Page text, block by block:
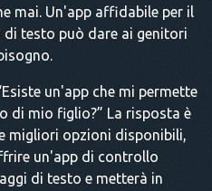
mai. Un'app affidabile per il
testo può dare ai genitori
un'app che mi permette
di mio figlio?” La risposta è
migliori opzioni disponibili,
un'app di controllo
di testo e metterà in